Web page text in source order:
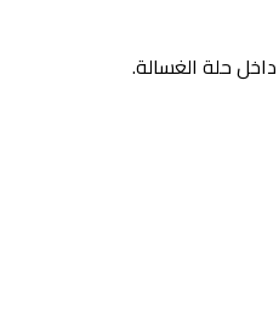
حلة الغسالة.